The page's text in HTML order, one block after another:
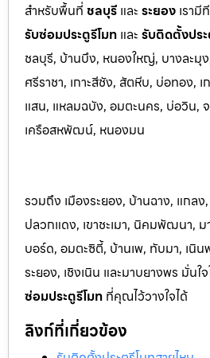
สำหรับพื้นที่ ชลบุรี และ ระยอง เรา
รับซ่อมประตูรีโมท และ รับติดตั้งปร
ชลบุรี, บ้านบึง, หนองใหญ่, บางละมุ
ศรีราชา, เกาะสีชัง, สัตหีบ, บ่อทอง,
แสน, แหลมฉบัง, อมตะนคร, บ่อวิน,
เครือสหพัฒน์, หนองมน
รวมถึง เมืองระยอง, บ้านฉาง, แกล
ปลวกแดง, เขาชะเมา, นิคมพัฒนา,
บอร์ด, อมตะซิตี้, บ้านเพ, ทับมา, เนิน
ระยอง, เชิงเนิน และมาบยางพร มั่น
ซ่อมประตูรีโมท ที่คุณไว้วางใจได้
ลิงก์ที่เกี่ยวข้อง